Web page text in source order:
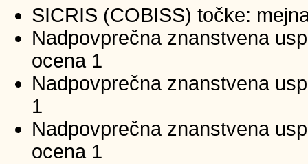
SICRIS (COBISS) točke:
Nadpovprečna znanstvena
ocena 1
Nadpovprečna znanstvena
1
Nadpovprečna znanstvena
ocena 1